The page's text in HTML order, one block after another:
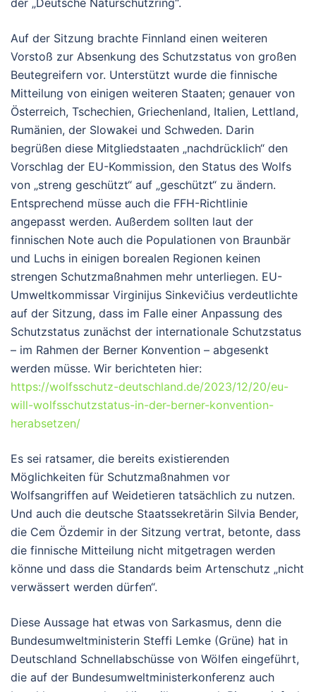
der „Deutsche Naturschutzring“.
Auf der Sitzung brachte Finnland einen weiteren
Vorstoß zur Absenkung des Schutzstatus von großen
Beutegreifern vor. Unterstützt wurde die finnische
Mitteilung von einigen weiteren Staaten; genauer von
Österreich, Tschechien, Griechenland, Italien, Lettland,
Rumänien, der Slowakei und Schweden. Darin
begrüßen diese Mitgliedstaaten „nachdrücklich“ den
Vorschlag der EU-Kommission, den Status des Wolfs
von „streng geschützt“ auf „geschützt“ zu ändern.
Entsprechend müsse auch die FFH-Richtlinie
angepasst werden. Außerdem sollten laut der
finnischen Note auch die Populationen von Braunbär
und Luchs in einigen borealen Regionen keinen
strengen Schutzmaßnahmen mehr unterliegen. EU-
Umweltkommissar Virginijus Sinkevičius verdeutlichte
auf der Sitzung, dass im Falle einer Anpassung des
Schutzstatus zunächst der internationale Schutzstatus
– im Rahmen der Berner Konvention – abgesenkt
werden müsse. Wir berichteten hier:
https://wolfsschutz-deutschland.de/2023/12/20/eu-
will-wolfsschutzstatus-in-der-berner-konvention-
herabsetzen/
Es sei ratsamer, die bereits existierenden
Möglichkeiten für Schutzmaßnahmen vor
Wolfsangriffen auf Weidetieren tatsächlich zu nutzen.
Und auch die deutsche Staatssekretärin Silvia Bender,
die Cem Özdemir in der Sitzung vertrat, betonte, dass
die finnische Mitteilung nicht mitgetragen werden
könne und dass die Standards beim Artenschutz „nicht
verwässert werden dürfen“.
Diese Aussage hat etwas von Sarkasmus, denn die
Bundesumweltministerin Steffi Lemke (Grüne) hat in
Deutschland Schnellabschüsse von Wölfen eingeführt,
die auf der Bundesumweltministerkonferenz auch